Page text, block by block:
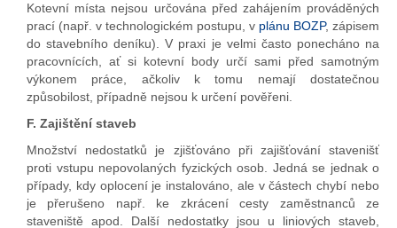
Kotevní místa nejsou určována před zahájením prováděných
prací (např. v technologickém postupu, v plánu BOZP, zápisem
do stavebního deníku). V praxi je velmi často ponecháno na
pracovnících, ať si kotevní body určí sami před samotným
výkonem práce, ačkoliv k tomu nemají dostatečnou
způsobilost, případně nejsou k určení pověřeni.
F. Zajištění staveb
Množství nedostatků je zjišťováno při zajišťování stavenišť
proti vstupu nepovolaných fyzických osob. Jedná se jednak o
případy, kdy oplocení je instalováno, ale v částech chybí nebo
je přerušeno např. ke zkrácení cesty zaměstnanců ze
staveniště apod. Další nedostatky jsou u liniových staveb,